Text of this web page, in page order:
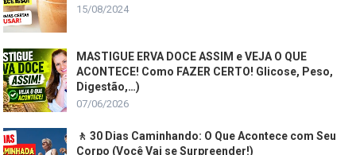
15/08/2024
MASTIGUE ERVA DOCE ASSIM e VEJA O QUE
ACONTECE! Como FAZER CERTO! Glicose, Peso,
Digestão,…)
07/06/2026
🚶 30 Dias Caminhando: O Que Acontece com Seu
Corpo (Você Vai se Surpreender!)